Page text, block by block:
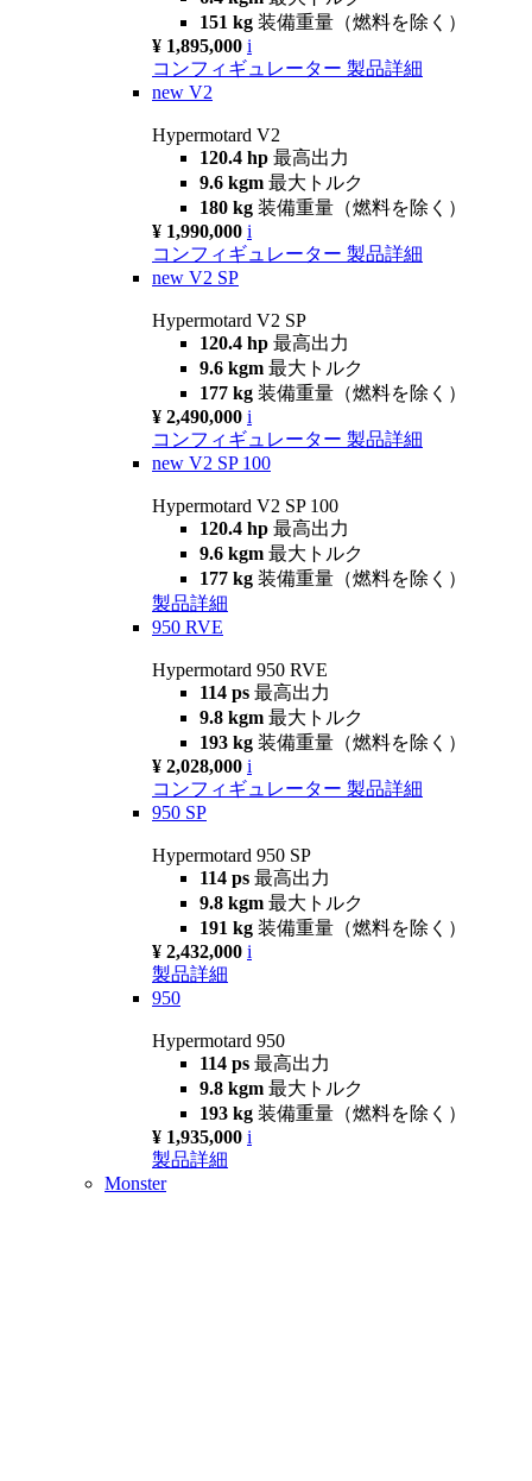
151 kg 装備重量（燃料を除く）
¥ 1,895,000 i
コンフィギュレーター 製品詳細
new V2
Hypermotard V2
120.4 hp 最高出力
9.6 kgm 最大トルク
180 kg 装備重量（燃料を除く）
¥ 1,990,000 i
コンフィギュレーター 製品詳細
new V2 SP
Hypermotard V2 SP
120.4 hp 最高出力
9.6 kgm 最大トルク
177 kg 装備重量（燃料を除く）
¥ 2,490,000 i
コンフィギュレーター 製品詳細
new V2 SP 100
Hypermotard V2 SP 100
120.4 hp 最高出力
9.6 kgm 最大トルク
177 kg 装備重量（燃料を除く）
製品詳細
950 RVE
Hypermotard 950 RVE
114 ps 最高出力
9.8 kgm 最大トルク
193 kg 装備重量（燃料を除く）
¥ 2,028,000 i
コンフィギュレーター 製品詳細
950 SP
Hypermotard 950 SP
114 ps 最高出力
9.8 kgm 最大トルク
191 kg 装備重量（燃料を除く）
¥ 2,432,000 i
製品詳細
950
Hypermotard 950
114 ps 最高出力
9.8 kgm 最大トルク
193 kg 装備重量（燃料を除く）
¥ 1,935,000 i
製品詳細
Monster